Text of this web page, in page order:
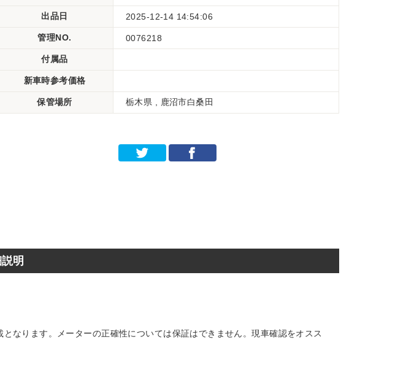
出品日 2025-12-14 14:54:06
管理NO. 0076218
付属品
新車時参考価格
保管場所 栃木県 , 鹿沼市白桑田
明
なります。メーターの正確性については保証はできません。現車確認をオスス